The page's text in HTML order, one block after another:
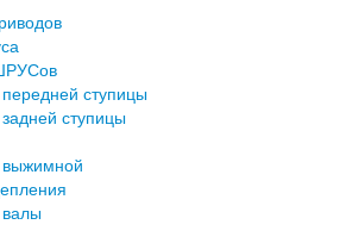
ступицы
ступицы